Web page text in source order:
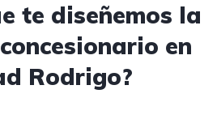
te diseñemos la
en
Rodrigo?